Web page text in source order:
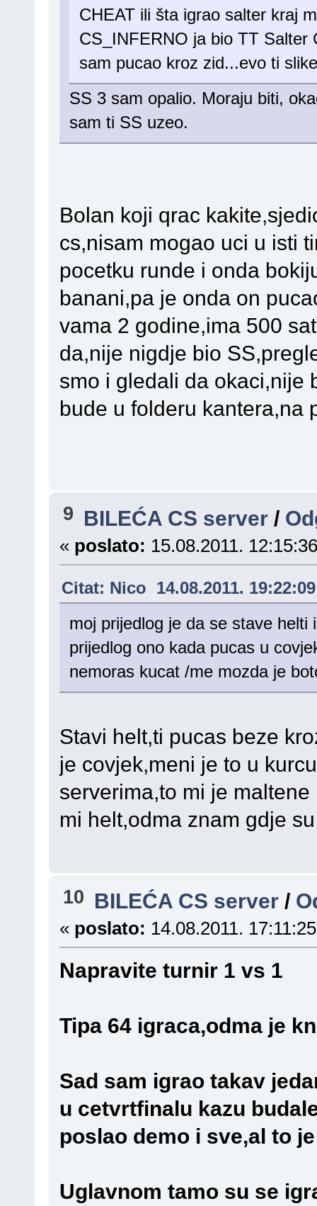
CHEAT ili šta igrao salter kraj
CS_INFERNO ja bio TT Salter
sam pucao kroz zid...evo ti
SS 3 sam opalio. Moraju biti,
sam ti SS uzeo.
Bolan koji qrac
cs,nisam mogao uci u isti
pocetku runde i onda
banani,pa je onda on
vama 2 godine,ima 500
da,nije nigdje bio
smo i gledali da okaci,nije
bude u folderu kantera,na
9 BILEĆA CS server /
« poslato: 15.08.2011.
Citat: Nico 14.08.2011. 19:22:09
moj prijedlog je da se stave
prijedlog ono kada pucas u
nemoras kucat /me mozda je
Stavi helt,ti pucas beze
je covjek,meni je to u
serverima,to mi je
mi helt,odma znam gdje su
10 BILEĆA CS server /
« poslato: 14.08.2011.
Napravite turnir 1 vs 1
Tipa 64 igraca,odma je
Sad sam igrao takav
u cetvrtfinalu kazu
poslao demo i sve,al to
Uglavnom tamo su se